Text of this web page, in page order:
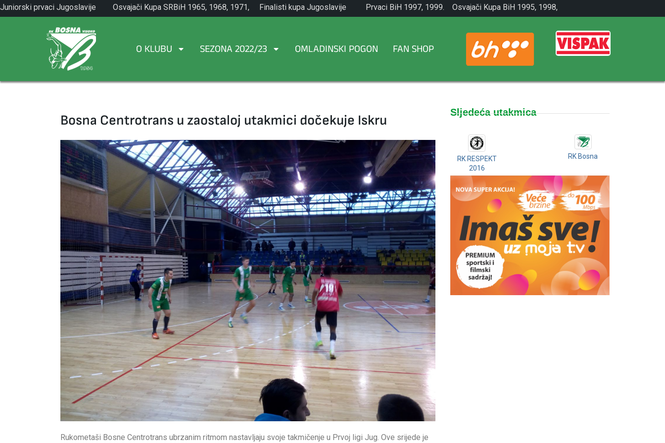
Skip
to
Juniorski prvaci Jugoslavije
1971.
Osvajači Kupa SRBiH 1965, 1968, 1971,
1982.
Finalisti kupa Jugoslavije
1965.
Prvaci BiH 1997, 1999.
Osvajači Kupa BiH 1995, 1998,
2001.
O KLUBU SEZONA 2022/23 OMLADINSKI POGON FAN SHOP
Bosna Centrotrans u zaostaloj utakmici dočekuje Iskru
Rukometaši Bosne Centrotrans ubrzanim ritmom nastavljaju svoje takmičenje u Prvoj ligi Jug. Ove srijede je
Sljedeća utakmica
RK RESPEKT
2016
RK Bosna